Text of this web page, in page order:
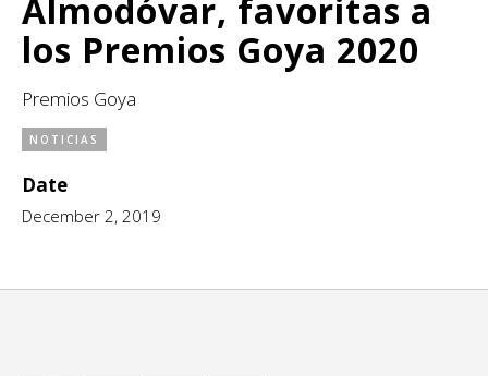
CCE en el interior/libros
Espacio itinerante de lectura infantil
Exposiciones
Género y Diversidad
Infantil y Juvenil
Letras
Almodóvar, favoritas a
los Premios Goya 2020
Premios Goya
NOTICIAS
Date
December 2, 2019